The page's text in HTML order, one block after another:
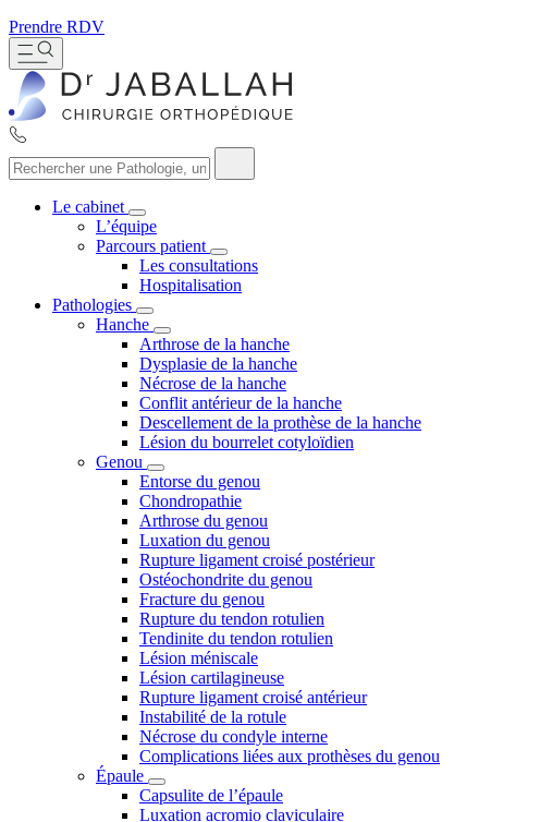
Prendre RDV
Le cabinet
L’équipe
Parcours patient
Les consultations
Hospitalisation
Pathologies
Hanche
Arthrose de la hanche
Dysplasie de la hanche
Nécrose de la hanche
Conflit antérieur de la hanche
Descellement de la prothèse de la hanche
Lésion du bourrelet cotyloïdien
Genou
Entorse du genou
Chondropathie
Arthrose du genou
Luxation du genou
Rupture ligament croisé postérieur
Ostéochondrite du genou
Fracture du genou
Rupture du tendon rotulien
Tendinite du tendon rotulien
Lésion méniscale
Lésion cartilagineuse
Rupture ligament croisé antérieur
Instabilité de la rotule
Nécrose du condyle interne
Complications liées aux prothèses du genou
Épaule
Capsulite de l’épaule
Luxation acromio claviculaire